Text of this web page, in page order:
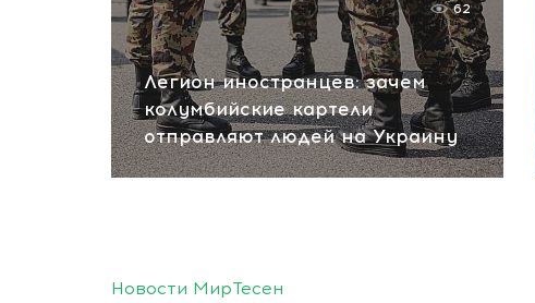
Легион иностранцев: зачем
колумбийские картели
отправляют людей на Украину
62
Новости МирТесен